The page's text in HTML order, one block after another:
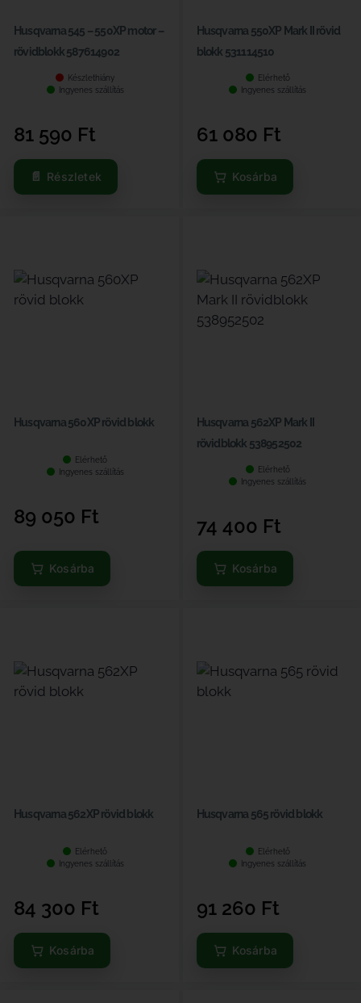
Husqvarna 545 – 550XP motor –
rövidblokk 587614902
Készlethiány
Ingyenes szállítás
81 590 Ft
Részletek
Husqvarna 550XP Mark II rövid
blokk 531114510
Elérhető
Ingyenes szállítás
61 080 Ft
Kosárba
Husqvarna 560XP rövid blokk
Elérhető
Ingyenes szállítás
89 050 Ft
Kosárba
Husqvarna 562XP Mark II
rövidblokk 538952502
Elérhető
Ingyenes szállítás
74 400 Ft
Kosárba
Husqvarna 562XP rövid blokk
Elérhető
Ingyenes szállítás
84 300 Ft
Kosárba
Husqvarna 565 rövid blokk
Elérhető
Ingyenes szállítás
91 260 Ft
Kosárba